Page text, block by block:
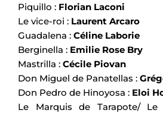
Piquillo : Florian Laconi
Le vice-roi : Laurent Arcaro
Guadalena : Céline Laborie
Berginella : Emilie Rose Bry
Mastrilla : Cécile Piovan
Don Miguel de Panatellas :
Don Pedro de Hinoyosa : Eloi
Le Marquis de Tarapote/